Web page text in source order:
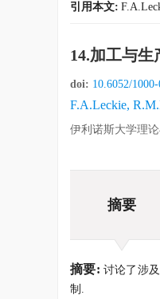
引用本文:
14.加工与生
doi: 10.6052/
F.A.Leckie,
伊利诺斯大学理
摘要
摘要: 讨论了涉
制.